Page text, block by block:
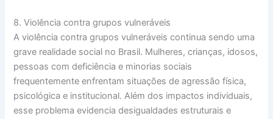
8. Violência contra grupos vulneráveis
A violência contra grupos vulneráveis continua sendo uma
grave realidade social no Brasil. Mulheres, crianças, idosos,
pessoas com deficiência e minorias sociais
frequentemente enfrentam situações de agressão física,
psicológica e institucional. Além dos impactos individuais,
esse problema evidencia desigualdades estruturais e